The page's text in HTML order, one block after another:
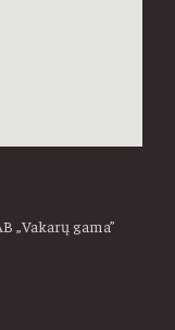
„Vakarų gama”